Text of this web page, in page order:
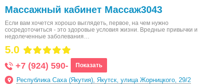
Массажный кабинет Массаж3043
Если вам хочется хорошо выглядеть, первое, на чем нужно
сосредоточиться - это здоровые условия жизни. Вредные привычки и
недолеченные заболевания…
5.0
+7 (924) 590- Показать
Республика Саха (Якутия), Якутск, улица Жорницкого, 29/2